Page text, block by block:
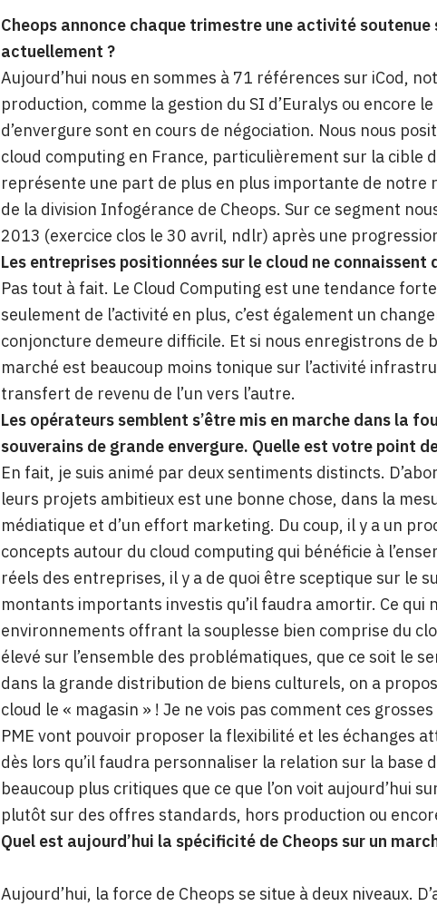
Cheops annonce chaque trimestre une activité
actuellement ?
Aujourd’hui nous en sommes à 71 références sur iCod,
production, comme la gestion du SI d’Euralys ou encore
d’envergure sont en cours de négociation. Nous nous
cloud computing en France, particulièrement sur la cible
représente une part de plus en plus importante de notre
de la division Infogérance de Cheops. Sur ce segment
2013 (exercice clos le 30 avril, ndlr) après une
Les entreprises positionnées sur le cloud ne connaissent
Pas tout à fait. Le Cloud Computing est une tendance
seulement de l’activité en plus, c’est également un
conjoncture demeure difficile. Et si nous enregistrons de
marché est beaucoup moins tonique sur l’activité
transfert de revenu de l’un vers l’autre.
Les opérateurs semblent s’être mis en marche dans la
souverains de grande envergure. Quelle est votre point
En fait, je suis animé par deux sentiments distincts.
leurs projets ambitieux est une bonne chose, dans la
médiatique et d’un effort marketing. Du coup, il y a un
concepts autour du cloud computing qui bénéficie à
réels des entreprises, il y a de quoi être sceptique sur le
montants importants investis qu’il faudra amortir. Ce qui
environnements offrant la souplesse bien comprise du
élevé sur l’ensemble des problématiques, que ce soit le
dans la grande distribution de biens culturels, on a
cloud le « magasin » ! Je ne vois pas comment ces
PME vont pouvoir proposer la flexibilité et les échanges
dès lors qu’il faudra personnaliser la relation sur la
beaucoup plus critiques que ce que l’on voit aujourd’hui
plutôt sur des offres standards, hors production ou
Quel est aujourd’hui la spécificité de Cheops sur un
Aujourd’hui, la force de Cheops se situe à deux niveaux.